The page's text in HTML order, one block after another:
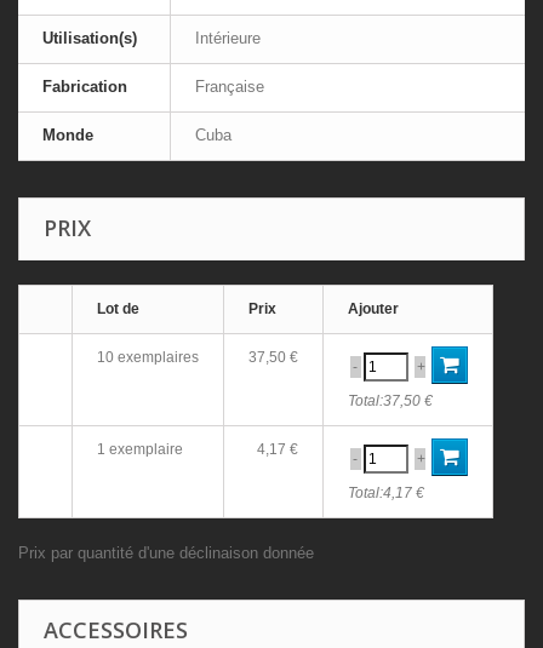
Utilisation(s) Intérieure
Fabrication Française
Monde Cuba
PRIX
Lot de Prix Ajouter
10 exemplaires 37,50 €
-
+
Total:37,50 €
1 exemplaire 4,17 €
-
+
Total:4,17 €
Prix par quantité d'une déclinaison donnée
ACCESSOIRES